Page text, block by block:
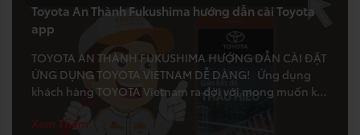
Toyota An Thành Fukushima hướng dẫn cài Toyota
app
TOYOTA AN THÀNH FUKUSHIMA HƯỚNG DẪN CÀI ĐẶT
ỨNG DỤNG TOYOTA VIETNAM DỄ DÀNG! Ứng dụng
khách hàng TOYOTA Vietnam ra đời với mong muốn kết
nối, duy trì việc cập nhật thông tin giữa khách hàng,
Toyota và hệ thống đại lý. Đối với ứng dụng này, Quý
Xem Thêm